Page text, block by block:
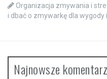
Organizacja zmywania i
i dbać o zmywarkę dla
Najnowsze